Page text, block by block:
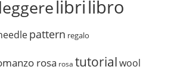
leggerelibrilibro
pattern regalo
rosa rosa tutorial wool